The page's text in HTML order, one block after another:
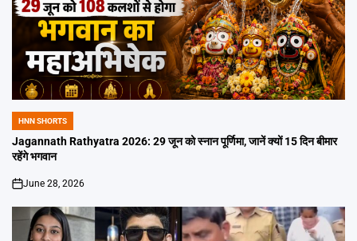
POSTED
IN
HNN SHORTS
Jagannath Rathyatra 2026: 29 जून को स्नान पूर्णिमा, जानें क्यों 15 दिन बीमार
रहेंगे भगवान
on
June 28, 2026